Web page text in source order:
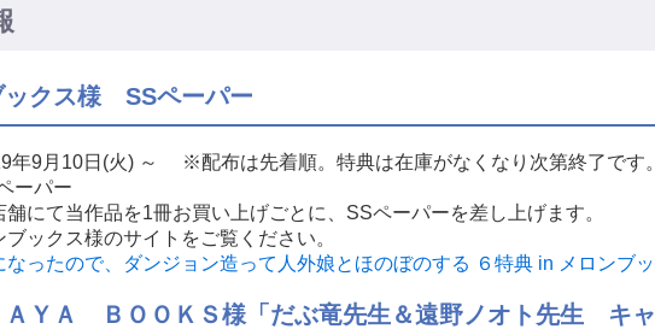
ックス様 SSペーパー
年9月10日(火) ～ ※配布は先着順。特典は在庫がなくなり次第終了です
ーパー
舗にて当作品を1冊お買い上げごとに、SSペーパーを差し上げます。
ックス様のサイトをご覧ください。
ったので、ダンジョン造って人外娘とほのぼのする ６特典 in メロンブ
ＡＹＡ ＢＯＯＫＳ様「だぶ竜先生＆遠野ノオト先生 キ